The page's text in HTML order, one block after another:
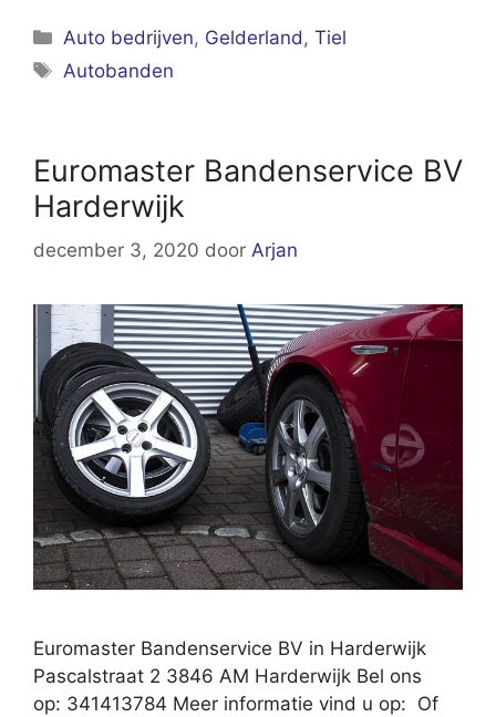
Categorieën
Auto bedrijven, Gelderland ,Tiel
Tags
Autobanden
Euromaster Bandenservice BV
Harderwijk
december 3, 2020 door Arjan
Euromaster Bandenservice BV in Harderwijk
Pascalstraat 2 3846 AM Harderwijk Bel ons
op: 341413784 Meer informatie vind u op: Of